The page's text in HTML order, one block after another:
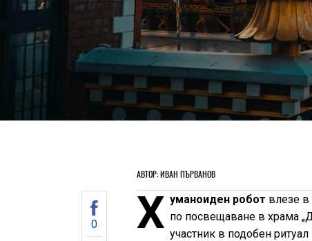
АВТОР: ИВАН ПЪРВАНОВ
0 Х уманоиден робот влезе в
по посвещаване в храма
участник в подобен